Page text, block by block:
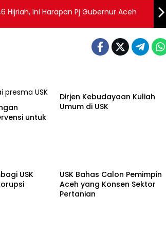
Hijriah, Ini Harapan Pj Gubernur Aceh
untuk
Dirjen Kebudayaan Kuliah
Umum di USK
USK
USK Bahas Calon Pemimpin
Aceh yang Konsen Sektor
Pertanian